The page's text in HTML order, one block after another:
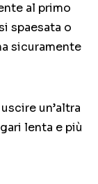
al primo
spaesata o
sicuramente
un’altra
lenta e più